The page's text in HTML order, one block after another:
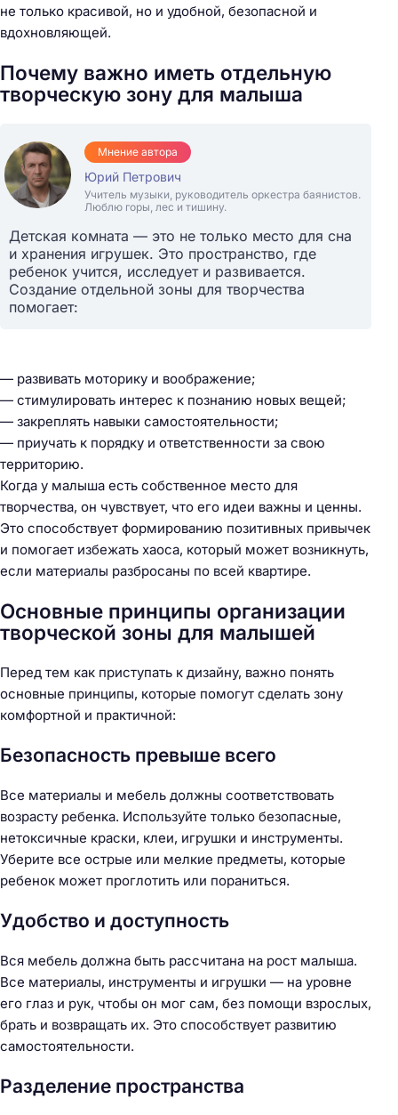
не только красивой, но и удобной, безопасной и
вдохновляющей.
Почему важно иметь отдельную
творческую зону для малыша
Мнение автора
Юрий Петрович
Учитель музыки, руководитель оркестра баянистов.
Люблю горы, лес и тишину.
Детская комната — это не только место для сна
и хранения игрушек. Это пространство, где
ребенок учится, исследует и развивается.
Создание отдельной зоны для творчества
помогает:
— развивать моторику и воображение;
— стимулировать интерес к познанию новых вещей;
— закреплять навыки самостоятельности;
— приучать к порядку и ответственности за свою
территорию.
Когда у малыша есть собственное место для
творчества, он чувствует, что его идеи важны и ценны.
Это способствует формированию позитивных привычек
и помогает избежать хаоса, который может возникнуть,
если материалы разбросаны по всей квартире.
Основные принципы организации
творческой зоны для малышей
Перед тем как приступать к дизайну, важно понять
основные принципы, которые помогут сделать зону
комфортной и практичной:
Безопасность превыше всего
Все материалы и мебель должны соответствовать
возрасту ребенка. Используйте только безопасные,
нетоксичные краски, клеи, игрушки и инструменты.
Уберите все острые или мелкие предметы, которые
ребенок может проглотить или пораниться.
Удобство и доступность
Вся мебель должна быть рассчитана на рост малыша.
Все материалы, инструменты и игрушки — на уровне
его глаз и рук, чтобы он мог сам, без помощи взрослых,
брать и возвращать их. Это способствует развитию
самостоятельности.
Разделение пространства